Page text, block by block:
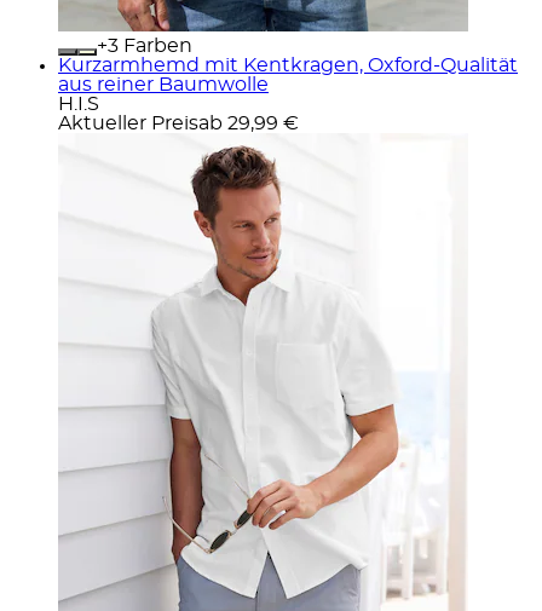
+
Farben
Kurzarmhemd mit Kentkragen, Oxford-Qualität
aus reiner Baumwolle
H.I.S
Aktueller Preisab 29,99 €